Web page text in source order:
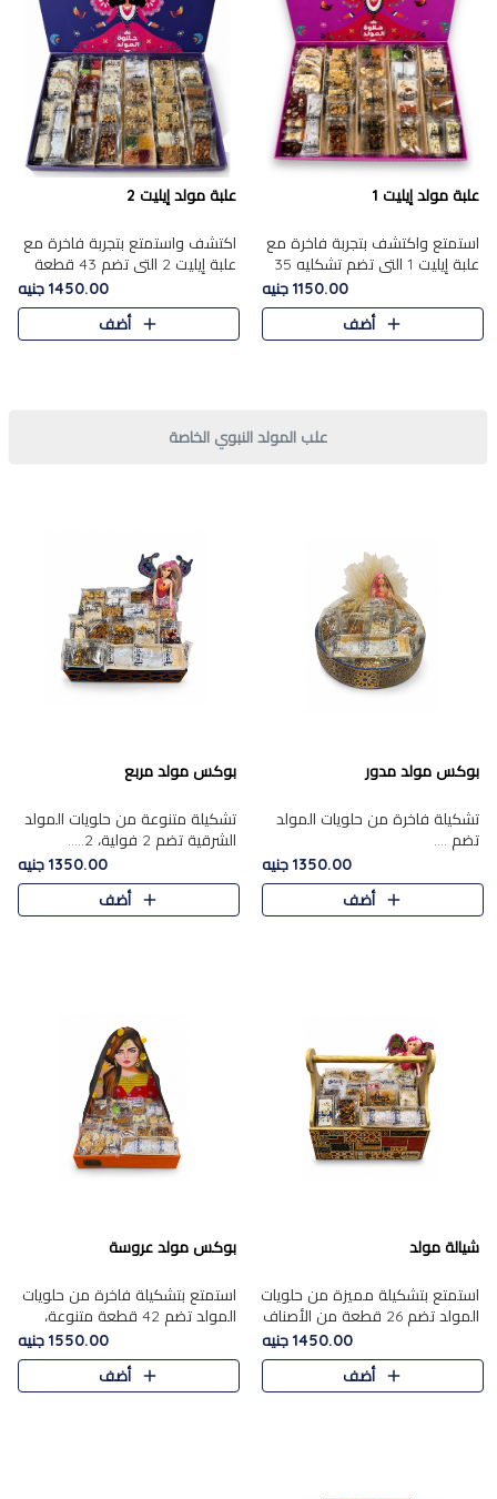
علبة مولد إيليت 1
استمتع واكتشف بتجربة فاخرة مع
علبة إيليت 1 التي تضم تشكليه 35
قطعة من أرقى حلويات المولد
المصري الأصيلة ,معروضة بشكل
جميل في علبة أنيقة ، في..
1150.00 جنيه
أضف
علبة مولد إيليت 2
اكتشف واستمتع بتجربة فاخرة مع
علبة إيليت 2 التي تضم 43 قطعة
تشكيلة من أرقى حلويات المولد
الشرقية المصرية الأصيلة ,معروضة
بشكل جميل في علبة أ..
1450.00 جنيه
أضف
علب المولد النبوي الخاصة
بوكس مولد مدور
تشكيلة فاخرة من حلويات المولد
تضم ....
1350.00 جنيه
أضف
بوكس مولد مربع
تشكيلة متنوعة من حلويات المولد
الشرقية تضم 2 فولية، 2.....
1350.00 جنيه
أضف
شيالة مولد
استمتع بتشكيلة مميزة من حلويات
المولد تضم 26 قطعة من الأصناف
الشرقية المتنوعة......1450.00 جنيه
أضف
بوكس مولد عروسة
استمتع بتشكيلة فاخرة من حلويات
المولد تضم 42 قطعة متنوعة،
1550.00 جنيه
أضف